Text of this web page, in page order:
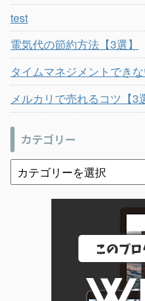
test
電気代の節約方法【3選】
タイムマネジメントできな
メルカリで売れるコツ【3
カテゴリー